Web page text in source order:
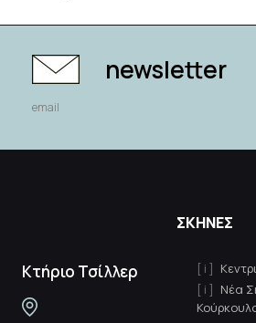
newsletter
ΣΚΗΝΕΣ
Κτήριο Τσίλλερ
Νέα